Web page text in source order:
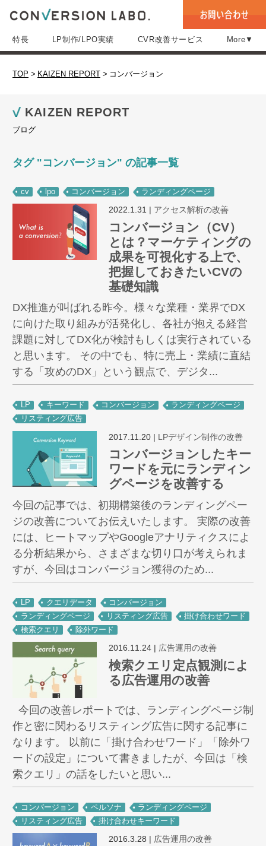
特長 LP制作/LPO実績 CVR改善サービス More▼
TOP > KAIZEN REPORT > コンバージョン
KAIZEN REPORT
ブログ
タグ "コンバージョン" の記事一覧
cv lpo コンバージョン ランディングページ
2022.1.31 | アクセス解析の改善
コンバージョン（CV）
とは？マーケティングの
成果を可視化する上で、
把握しておきたいCVの
基礎知識
DX推進が叫ばれる昨今。様々な業種・業界でDX
に向けた取り組みが活発化し、各社が抱える経営
課題に対してDX化が検討もしくは実行されている
と思います。 その中でも、特に売上・業績に直結
する「攻めのDX」という観点で、デジタ...
LP キーワード コンバージョン
ランディングページ
リスティング広告
2017.11.20 | LPデザイン制作の改善
コンバージョンしたキー
ワードを元にランディン
グページを改善する
今回の記事では、初期構築後のランディングペー
ジの改善についてお伝えいたします。 実際の改善
には、ヒートマップやGoogleアナリティクスによ
る分析結果から、さまざまな切り口が考えられま
すが、今回はコンバージョン獲得のため...
LP クエリデータ
コンバージョン
ランディングページ
リスティング広告
掛け合わせワード
検索クエリ
除外ワード
2016.11.24 | 広告運用の改善
検索クエリ定点観測によ
る広告運用の改善
今回の改善レポートでは、ランディングページ制
作と密に関わるリスティング広告に関する記事に
なります。 以前に「掛け合わせワード」「除外ワ
ードの設定」について書きましたが、今回は「検
索クエリ」の話をしたいと思い...
コンバージョン ペルソナ
ランディングページ
リスティング広告
掛け合わせキーワード
2016.3.28 | 広告運用の改善